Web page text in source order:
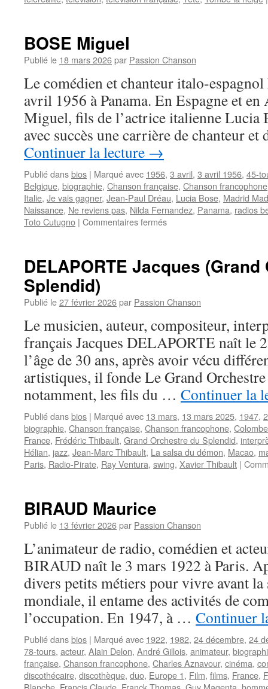
BOSE Miguel
Publié le 18 mars 2026par Passion Chanson
Le comédien et chanteur italo-
avril 1956 à Panama. En Espagne et
Miguel, fils de l’actrice italienne Lucia
avec succès une carrière de chanteur
Continuer la lecture →
Publié dansbios | Marqué avec 1956, 3 avril, 3 avril 1956, 45-
Belgique, biographie, Chanson française, Chanson francophone
Italie, Je vais gagner, Jean-Paul Dréau, Lucia Bose, Madrid
Naissance, Ne reviens pas, Nilda Fernandez, Panama, radios
Toto Cutugno | Commentaires ferméssur
DELAPORTE Jacques
Splendid)
Publié le27 février 2026par Passion Chanson
Le musicien, auteur, compositeur,
français Jacques DELAPORTE naît le
l’âge de 30 ans, après avoir vécu
artistiques, il fonde Le Grand
notamment, les fils du … Continuer la
Publié dansbios | Marqué avec 13 mars, 13 mars 2025, 1947,
biographie, Chanson française, Chanson francophone,
France, Frédéric Thibault, Grand Orchestre du Splendid,
Hélian, jazz, Jean-Marc Thibault, La salsa du démon, Macao,
Paris, Radio-Pirate, Ray Ventura, swing, Xavier Thibault |
BIRAUD Maurice
Publié le 13 février 2026par Passion Chanson
L’animateur de radio, comédien et
BIRAUD naît le 3 mars 1922 à Paris.
divers petits métiers pour vivre avant la
mondiale, il entame des activités de
l’occupation. En 1947, à … Continuer
Publié dansbios | Marqué avec 1922, 1982, 24 décembre, 24
78-tours, acteur, Alain Delon, André Gillois, animateur,
française, Chanson francophone, Charles Aznavour, cinéma,
discothécaire, discothèque, duo, Europe 1, Film, films, France,